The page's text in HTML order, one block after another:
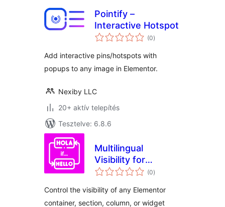
Pointify –
Interactive Hotspot
(0értékelés
összesen
)
Add interactive pins/hotspots with
popups to any image in Elementor.
Nexiby LLC
20+ aktív telepítés
Tesztelve: 6.8.6
Multilingual
Visibility for
Elementor
(0értékelés
összesen
)
Control the visibility of any Elementor
container, section, column, or widget